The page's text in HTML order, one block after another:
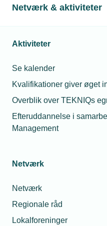
Netværk & aktiviteter
Aktiviteter
Se kalender
Kvalifikationer giver øget
Overblik over TEKNIQs
Efteruddannelse i
Management
Netværk
Netværk
Regionale råd
Lokalforeninger
25. jun. 2026
12. jun. 2026
Prisregn til Kemp &